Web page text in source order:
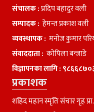
संचालक :प्रदिप बहादुर वली
सम्पादक : हेमन्त प्रकाश वली
व्यवस्थापक : मनाेज कुमार
संवाददाता : काेपिला बन्जाडे
विज्ञापनका लागि :
प्रकाशक
शहिद महान स्मृति संचार गृह